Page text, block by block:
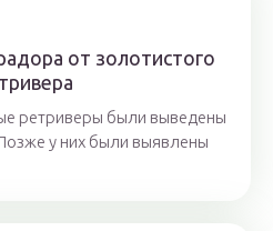
от золотистого
ретриверы были выведены
у них были выявлены